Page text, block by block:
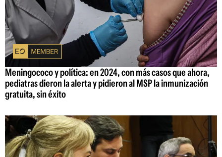
Meningococo y política: en 2024, con más casos que ahora,
pediatras dieron la alerta y pidieron al MSP la inmunización
gratuita, sin éxito